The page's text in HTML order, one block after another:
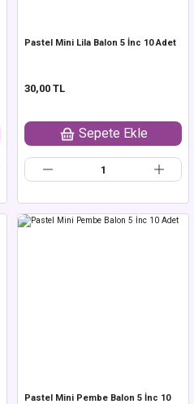
Pastel Mini Lila Balon 5 İnc 10 Adet
30,00 TL
Sepete Ekle
Pastel Mini Pembe Balon 5 İnc 10